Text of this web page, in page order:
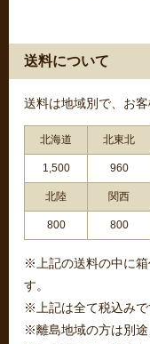
送料について
送料は地域別で、お
北海道 北東北
1,500 960
北陸 関西
800 800
※上記の送料の中に箱
す。
※上記は全て税込みで
※離島地域の方は別途